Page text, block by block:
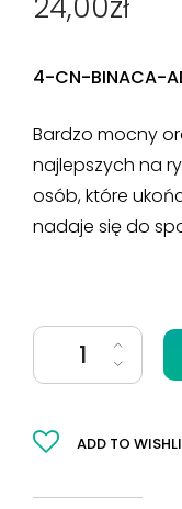
customer
4-CN-BINACA-
Bardzo mocny
najlepszych na
osób, które
nadaje się do
4-CN-BINACA-ADB
ADD TO